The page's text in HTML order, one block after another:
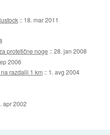
:: 18. mar 2011
protetične noge ::28. jan 2008
2006
razdalji 1 km :: 1. avg 2004
apr 2002